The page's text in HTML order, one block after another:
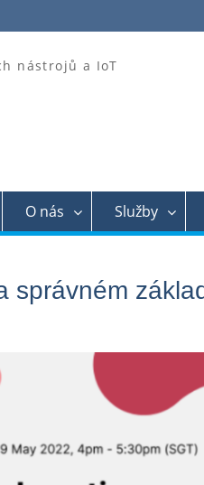
nástrojů a IoT
O nás Služby
správném